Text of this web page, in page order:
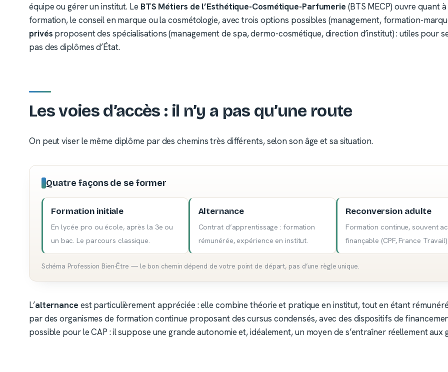
équipe ou gérer un institut. Le BTS Métiers de l’Esthétique-Cosmétique-Parfumerie (BTS MECP) ouvre quant
formation, le conseil en marque ou la cosmétologie, avec trois options possibles (management, formation-
privés proposent des spécialisations (management de spa, dermo-cosmétique, direction d’institut) : utiles pour
pas des diplômes d’État.
Les voies d’accès : il n’y a pas qu’une route
On peut viser le même diplôme par des chemins très différents, selon son âge et sa situation.
Quatre façons de se former
Formation initiale
En lycée pro ou école, après la 3e ou
un bac. Le parcours classique.
Alternance
Contrat d’apprentissage : formation
rémunérée, expérience en institut.
Reconversion adulte
Formation continue, souvent
finançable (CPF, France Travail).
Schéma Profession Bien-Être — le bon chemin dépend de votre point de départ, pas d’une règle unique.
L’alternance est particulièrement appréciée : elle combine théorie et pratique en institut, tout en étant
par des organismes de formation continue proposant des cursus condensés, avec des dispositifs de
possible pour le CAP : il suppose une grande autonomie et, idéalement, un moyen de s’entraîner réellement aux